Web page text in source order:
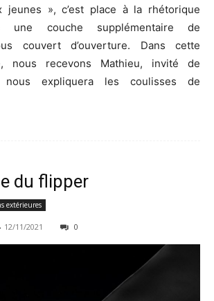
jeunes », c’est place à la rhétorique
une couche supplémentaire de
couvert d’ouverture. Dans cette
nous recevons Mathieu, invité de
nous expliquera les coulisses de
du flipper
extérieures
12/11/2021 0